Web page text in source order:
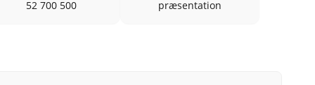
52 700 500
præsentation